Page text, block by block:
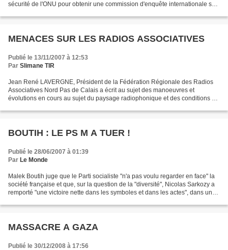
sécurité de l'ONU pour obtenir une commission d'enquête internationale sur
MENACES SUR LES RADIOS ASSOCIATIVES
Publié le 13/11/2007 à 12:53
Par Slimane TIR
Jean René LAVERGNE, Président de la Fédération Régionale des Radios
Associatives Nord Pas de Calais a écrit au sujet des manoeuvres et
évolutions en cours au sujet du paysage radiophonique et des conditions de
BOUTIH : LE PS M A TUER !
Publié le 28/06/2007 à 01:39
Par Le Monde
Malek Boutih juge que le Parti socialiste "n'a pas voulu regarder en face" la
société française et que, sur la question de la "diversité", Nicolas Sarkozy a
remporté "une victoire nette dans les symboles et dans les actes", dans un
MASSACRE A GAZA
Publié le 30/12/2008 à 17:56